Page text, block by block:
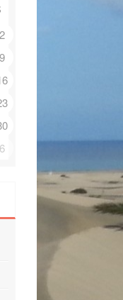
2
9
6